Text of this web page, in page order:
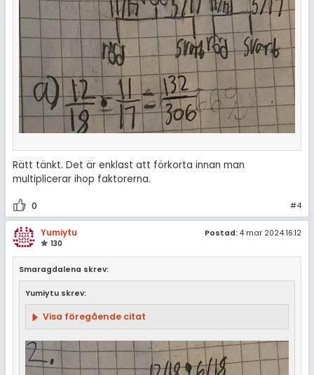
Rätt tänkt. Det är enklast att förkorta innan man
multiplicerar ihop faktorerna.
0 #4
Yumiytu
130
Postad: 4 mar 2024 16:12
Smaragdalena skrev:
Yumiytu skrev:
Visa föregående citat